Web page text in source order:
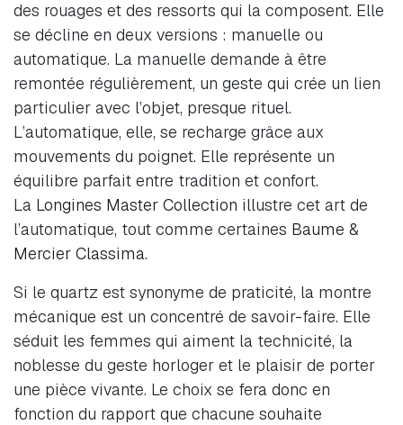
des rouages et des ressorts qui la composent. Elle
se décline en deux versions : manuelle ou
automatique. La manuelle demande à être
remontée régulièrement, un geste qui crée un lien
particulier avec l’objet, presque rituel.
L’automatique, elle, se recharge grâce aux
mouvements du poignet. Elle représente un
équilibre parfait entre tradition et confort.
La Longines Master Collection illustre cet art de
l’automatique, tout comme certaines Baume &
Mercier Classima.
Si le quartz est synonyme de praticité, la montre
mécanique est un concentré de savoir-faire. Elle
séduit les femmes qui aiment la technicité, la
noblesse du geste horloger et le plaisir de porter
une pièce vivante. Le choix se fera donc en
fonction du rapport que chacune souhaite